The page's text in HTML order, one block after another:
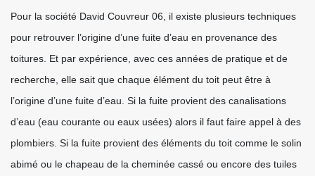
Pour la société David Couvreur 06, il existe plusieurs techniques
pour retrouver l’origine d’une fuite d’eau en provenance des
toitures. Et par expérience, avec ces années de pratique et de
recherche, elle sait que chaque élément du toit peut être à
l’origine d’une fuite d’eau. Si la fuite provient des canalisations
d’eau (eau courante ou eaux usées) alors il faut faire appel à des
plombiers. Si la fuite provient des éléments du toit comme le solin
abimé ou le chapeau de la cheminée cassé ou encore des tuiles